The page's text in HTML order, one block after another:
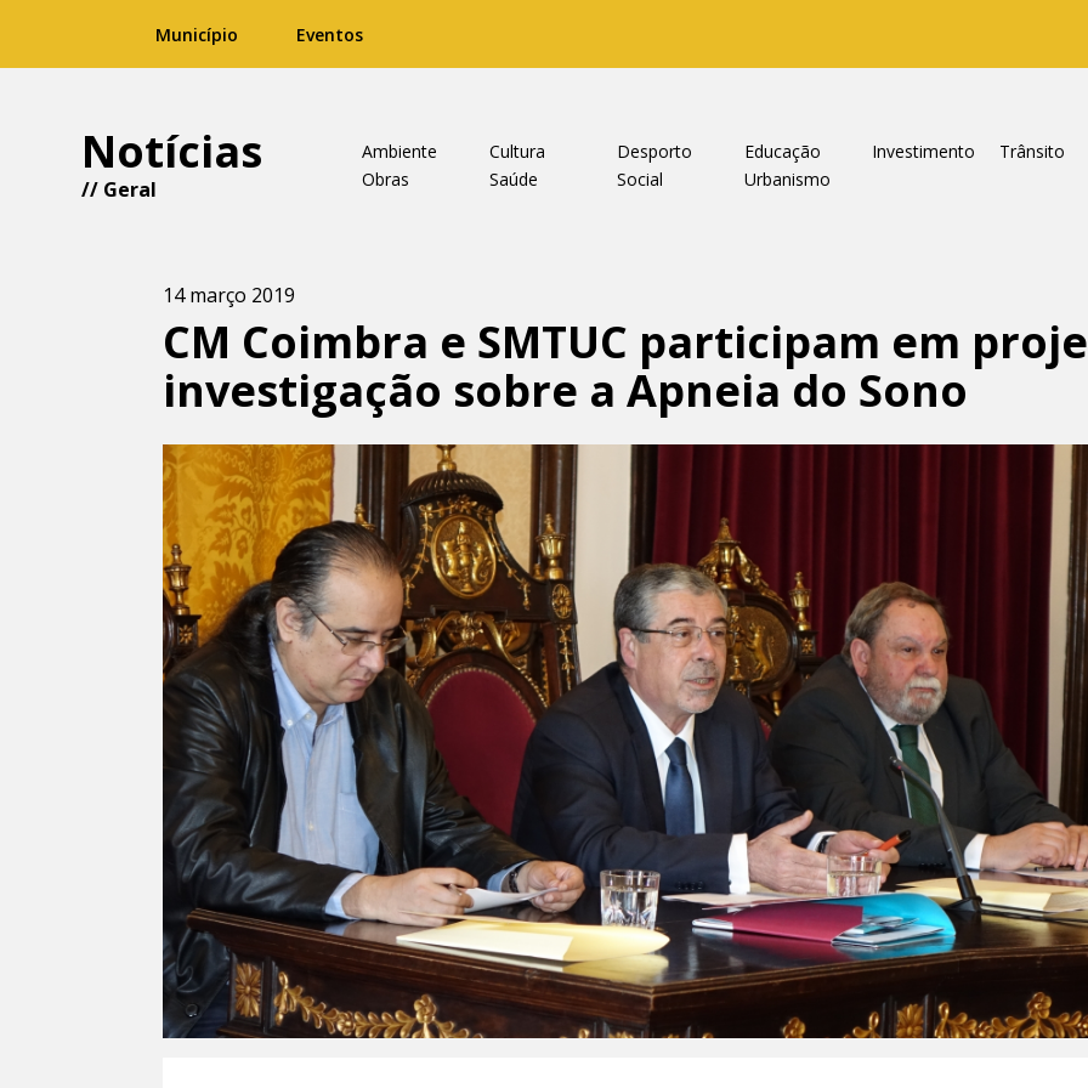
Município Eventos
Notícias
// Geral
Ambiente Cultura Desporto Educação Investimento
Trânsito
Obras
Saúde Social Urbanismo
14 março 2019
CM Coimbra e SMTUC participam em
investigação sobre a Apneia do Sono